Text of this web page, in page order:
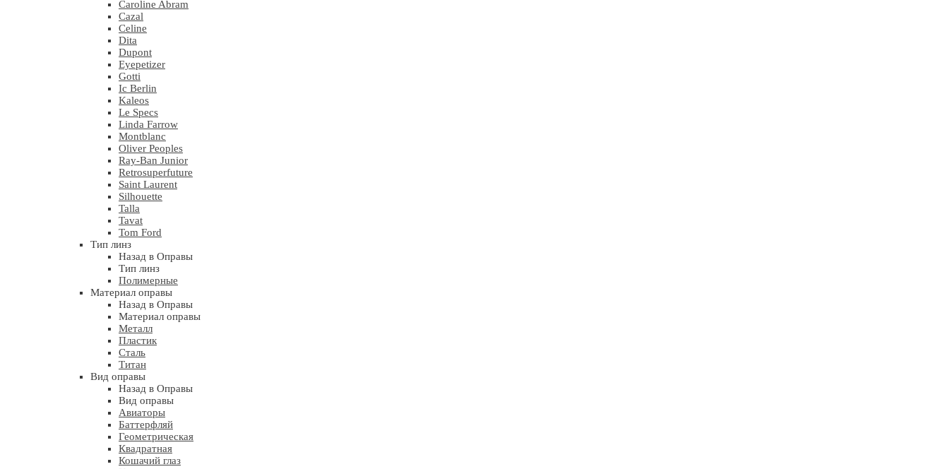
Caroline Abram
Cazal
Celine
Dita
Dupont
Eyepetizer
Gotti
Ic Berlin
Kaleos
Le Specs
Linda Farrow
Montblanc
Oliver Peoples
Ray-Ban Junior
Retrosuperfuture
Saint Laurent
Silhouette
Talla
Tavat
Tom Ford
Тип линз
Назад в Оправы
Тип линз
Полимерные
Материал оправы
Назад в Оправы
Материал оправы
Металл
Пластик
Сталь
Титан
Вид оправы
Назад в Оправы
Вид оправы
Авиаторы
Баттерфляй
Геометрическая
Квадратная
Кошачий глаз